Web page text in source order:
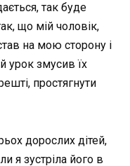
так буде
що мій чоловік,
на мою сторону і
урок змусив їх
простягнути
дорослих дітей,
я зустріла його в